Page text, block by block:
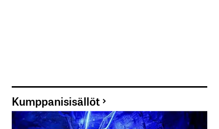
Kumppanisisällöt